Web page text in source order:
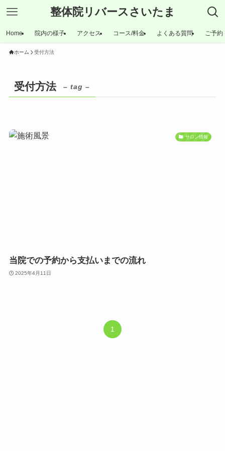
整体院リバースさいたま
Home 院内の様子 アクセス コース/料金 よくある質問 ご予約
ホーム 受付方法
受付方法 – tag –
サロン情報
当院での予約から支払いまでの流れ
2025年4月11日
1